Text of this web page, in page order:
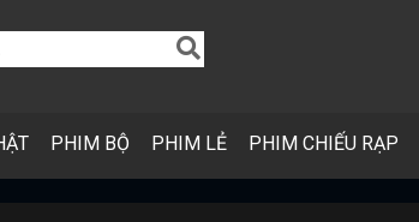
PHIM BỘ PHIM LẺ PHIM CHIẾU RẠP